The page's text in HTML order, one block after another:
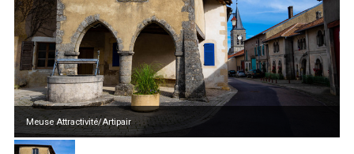
Meuse Attractivité/Artipair